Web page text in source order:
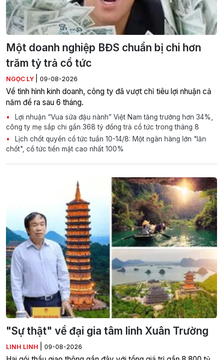
Một doanh nghiệp BĐS chuẩn bị chi hơn
trăm tỷ trả cổ tức
NGỌC LY 09-08-2026
Về tình hình kinh doanh, công ty đã vượt chỉ tiêu lợi nhuận cả
năm đề ra sau 6 tháng.
Lợi nhuận “Vua sữa đậu nành” Việt Nam tăng trưởng hơn 34%,
công ty mẹ sắp chi gần 368 tỷ đồng trả cổ tức trong tháng 8
Lịch chốt quyền cổ tức tuần 10-14/8: Một ngân hàng lớn "lăn
chốt", cổ tức tiền mặt cao nhất 100%
"Sự thật" về đại gia tâm linh Xuân Trường
LINH LINH 09-08-2026